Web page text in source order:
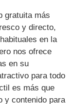
gratuita más
y directo,
en la
nos ofrece
en su
para todo
es más que
y contenido para